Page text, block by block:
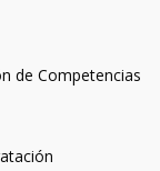
de Competencias